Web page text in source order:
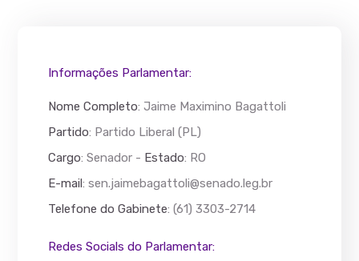
Informações Parlamentar:
Nome Completo:Jaime Maximino Bagattoli
Partido: Partido Liberal (PL)
Cargo: Senador - Estado: RO
E-mail:sen.jaimebagattoli@senado.leg.br
Telefone do Gabinete: (61) 3303-2714
Redes Socials do Parlamentar: